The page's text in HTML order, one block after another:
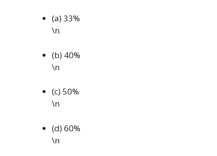
(a) 33%
\n
(b) 40%
\n
(c) 50%
\n
(d) 60%
\n